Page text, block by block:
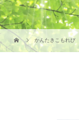
かんたきこもれび